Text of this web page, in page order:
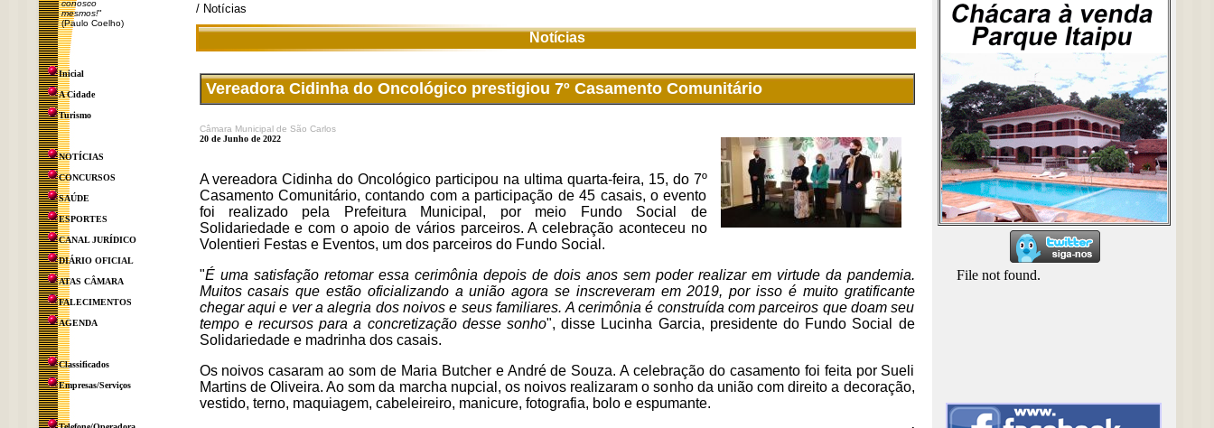
conosco
mesmos!"
(Paulo Coelho)
Inicial
A Cidade
Turismo
NOTÍCIAS
CONCURSOS
SAÚDE
ESPORTES
CANAL JURÍDICO
DIÁRIO OFICIAL
ATAS CÂMARA
FALECIMENTOS
AGENDA
Classificados
Empresas/Serviços
/ Notícias
Notícias
Vereadora Cidinha do Oncológico prestigiou 7º Casamento Comunitário
Câmara Municipal de São Carlos
20 de Junho de 2022
A vereadora Cidinha do Oncológico participou na ultima quarta-feira, 15, do 7º
Casamento Comunitário, contando com a participação de 45 casais, o evento
foi realizado pela Prefeitura Municipal, por meio Fundo Social de
Solidariedade e com o apoio de vários parceiros. A celebração aconteceu no
Volentieri Festas e Eventos, um dos parceiros do Fundo Social.
"É uma satisfação retomar essa cerimônia depois de dois anos sem poder realizar em virtude da pandemia.
Muitos casais que estão oficializando a união agora se inscreveram em 2019, por isso é muito gratificante
chegar aqui e ver a alegria dos noivos e seus familiares. A cerimônia é construída com parceiros que doam seu
tempo e recursos para a concretização desse sonho", disse Lucinha Garcia, presidente do Fundo Social de
Solidariedade e madrinha dos casais.
Os noivos casaram ao som de Maria Butcher e André de Souza. A celebração do casamento foi feita por Sueli
Martins de Oliveira. Ao som da marcha nupcial, os noivos realizaram o sonho da união com direito a decoração,
vestido, terno, maquiagem, cabeleireiro, manicure, fotografia, bolo e espumante.